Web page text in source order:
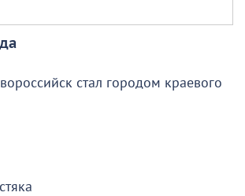
стал городом краевого